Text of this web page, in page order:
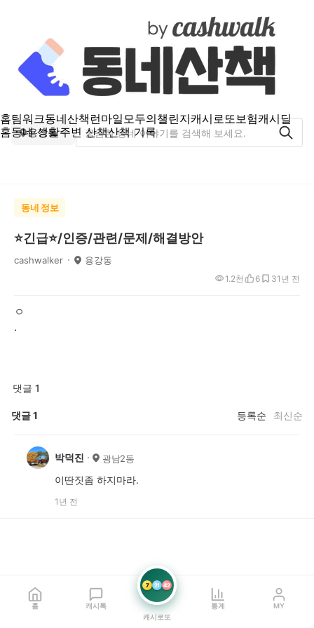
홈팀워크동네산책런마일모두의챌린지캐시로또보험캐시딜
홈동네 생활주변 산책산책 기록
용강동
동네 정보
⭐긴급⭐/인증/관련/문제/해결방안
cashwalker 용강동
1년 전
1.2천 6 3
ㅇ
.
댓글 1
댓글1 등록순 최신순
박덕진 광남2동
이딴짓좀 하지마라.
1년 전
홈 캐시톡
7 21 42
캐시로또
통계 MY